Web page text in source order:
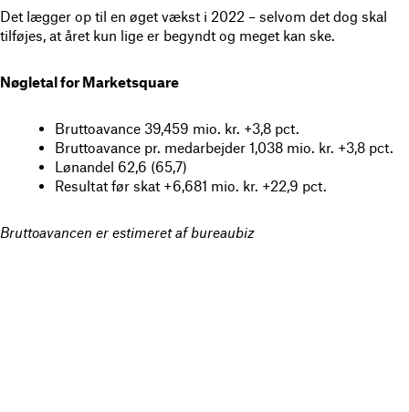
Det lægger op til en øget vækst i 2022 – selvom det dog skal
tilføjes, at året kun lige er begyndt og meget kan ske.
Nøgletal for Marketsquare
Bruttoavance 39,459 mio. kr. +3,8 pct.
Bruttoavance pr. medarbejder 1,038 mio. kr. +3,8 pct.
Lønandel 62,6 (65,7)
Resultat før skat +6,681 mio. kr. +22,9 pct.
Bruttoavancen er estimeret af bureaubiz